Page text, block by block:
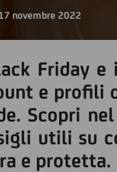
novembre 2022
Friday e
e profili
Scopri
utili su
e protetta.